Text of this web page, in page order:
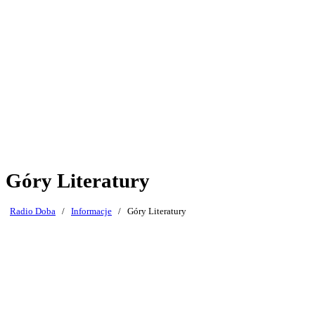
Góry Literatury
Radio Doba / Informacje / Góry Literatury